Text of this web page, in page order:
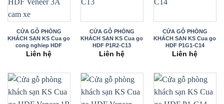
CỬA GỖ PHÒNG
KHÁCH SẠN KS Cua go
cong nghiep HDF
Veneer 3A
Liên hệ
CỬA GỖ PHÒNG
KHÁCH SẠN KS Cua go
HDF P1R2-C13
Liên hệ
CỬA GỖ PHÒNG
KHÁCH SẠN KS Cua go
HDF P1G1-C14
Liên hệ